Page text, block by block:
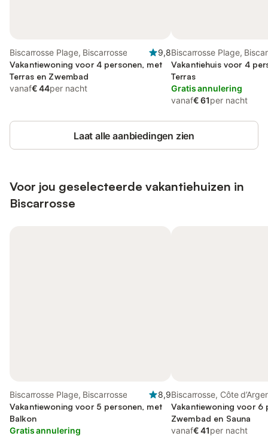
Biscarrosse Plage, Biscarrosse
9,8
Vakantiewoning voor 4 personen, met
Terras en Zwembad
vanaf€ 44per nacht
Biscarrosse Plage,
Vakantiehuis voor 4
Terras
Gratis annulering
vanaf€ 61per nacht
Laat alle aanbiedingen zien
Voor jou geselecteerde vakantiehuizen in
Biscarrosse
Biscarrosse Plage, Biscarrosse
8,9
Vakantiewoning voor 5 personen, met
Balkon
Gratis annulering
Biscarrosse, Côte
Vakantiewoning voor 6
Zwembad en Sauna
vanaf€ 41per nacht